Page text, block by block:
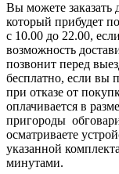
Вы можете заказать
который прибудет
с 10.00 до 22.00,
возможность
позвонит перед
бесплатно, если вы
при отказе от
оплачивается в
пригороды
осматриваете
указанной
минутами.